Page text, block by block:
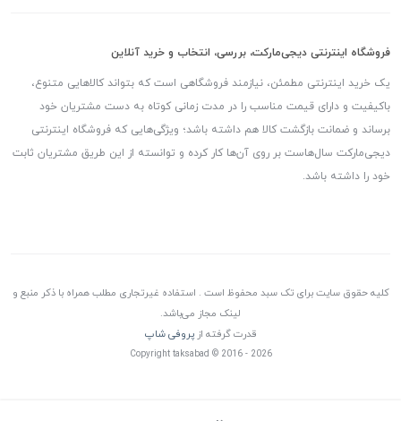
فروشگاه اینترنتی دیجی‌مارکت، بررسی، انتخاب و خرید آنلاین
یک خرید اینترنتی مطمئن، نیازمند فروشگاهی است که بتواند کالاهایی متنوع،
باکیفیت و دارای قیمت مناسب را در مدت زمانی کوتاه به دست مشتریان خود
برساند و ضمانت بازگشت کالا هم داشته باشد؛ ویژگی‌هایی که فروشگاه اینترنتی
دیجی‌مارکت سال‌هاست بر روی آن‌ها کار کرده و توانسته از این طریق مشتریان ثابت
خود را داشته باشد.
کلیه حقوق سایت برای تک سبد محفوظ است . استفاده غیرتجاری مطلب همراه با ذکر منبع و
لینک مجاز می‌باشد.
قدرت گرفته ازپروفی شاپ
Copyright taksabad © 2016 - 2026